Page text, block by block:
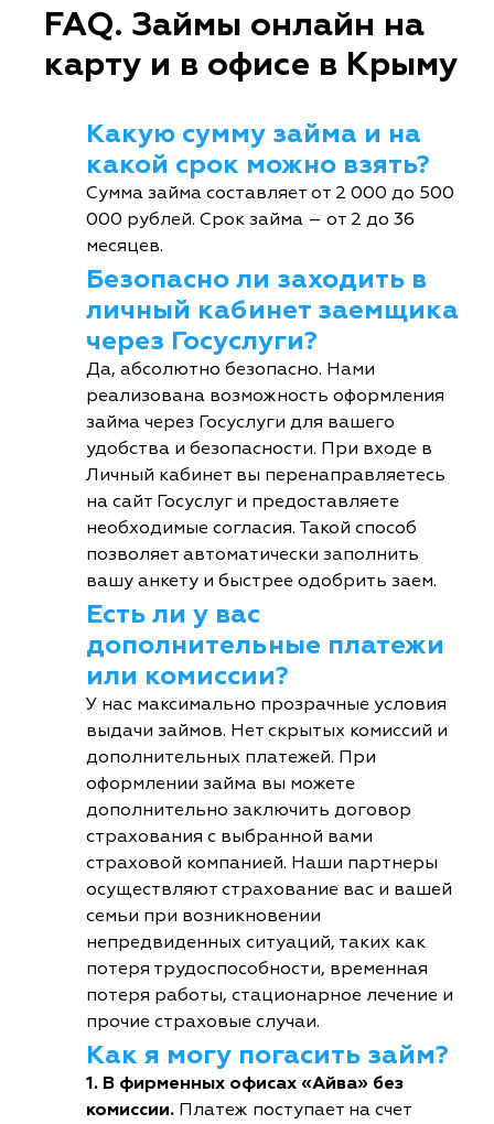
FAQ. Займы онлайн на
карту и в офисе в Крыму
Какую сумму займа и на
какой срок можно взять?
Сумма займа составляет от 2 000 до 500
000 рублей. Срок займа – от 2 до 36
месяцев.
Безопасно ли заходить в
личный кабинет заемщика
через Госуслуги?
Да, абсолютно безопасно. Нами
реализована возможность оформления
займа через Госуслуги для вашего
удобства и безопасности. При входе в
Личный кабинет вы перенаправляетесь
на сайт Госуслуг и предоставляете
необходимые согласия. Такой способ
позволяет автоматически заполнить
вашу анкету и быстрее одобрить заем.
Есть ли у вас
дополнительные платежи
или комиссии?
У нас максимально прозрачные условия
выдачи займов. Нет скрытых комиссий и
дополнительных платежей. При
оформлении займа вы можете
дополнительно заключить договор
страхования с выбранной вами
страховой компанией. Наши партнеры
осуществляют страхование вас и вашей
семьи при возникновении
непредвиденных ситуаций, таких как
потеря трудоспособности, временная
потеря работы, стационарное лечение и
прочие страховые случаи.
Как я могу погасить займ?
1. В фирменных офисах «Айва» без
комиссии. Платеж поступает на счет